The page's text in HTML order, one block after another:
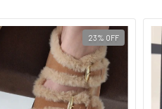
23% OFF